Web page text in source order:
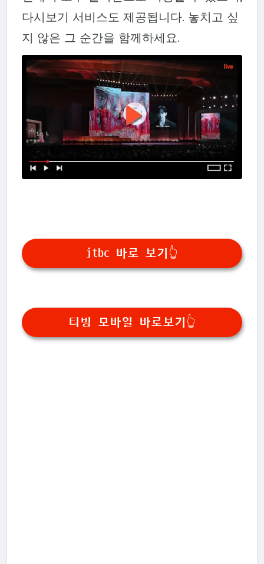
다시보기 서비스도 제공됩니다. 놓치고 싶
지 않은 그 순간을 함께하세요.
jtbc 바로 보기👆
티빙 모바일 바로보기👆